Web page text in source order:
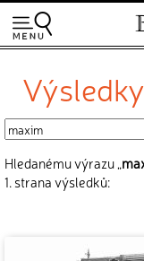
Hledanému výrazu „
1. strana výsledků: